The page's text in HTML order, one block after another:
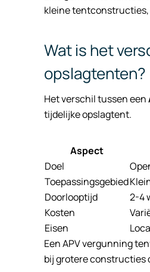
kleine
Wat is het
opslagtenten?
Het verschil tussen een
tijdelijke opslagtent.
Aspect
Doel
Toepassingsgebied
Doorlooptijd
2-4
Kosten
Eisen
Een APV vergunning
bij grotere constructies